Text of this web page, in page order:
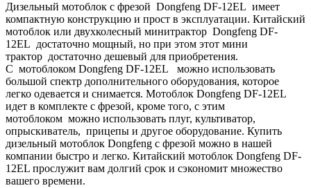
Дизельный мотоблок с фрезой Dongfeng DF-12EL имеет
компактную конструкцию и прост в эксплуатации. Китайский
мотоблок или двухколесный минитрактор Dongfeng DF-
12EL достаточно мощный, но при этом этот мини
трактор достаточно дешевый для приобретения.
С мотоблоком Dongfeng DF-12EL можно использовать
большой спектр дополнительного оборудования, которое
легко одевается и снимается. Мотоблок Dongfeng DF-12EL
идет в комплекте с фрезой, кроме того, с этим
мотоблоком можно использовать плуг, культиватор,
опрыскиватель, прицепы и другое оборудование. Купить
дизельный мотоблок Dongfeng с фрезой можно в нашей
компании быстро и легко. Китайский мотоблок Dongfeng DF-
12EL прослужит вам долгий срок и сэкономит множество
вашего времени.